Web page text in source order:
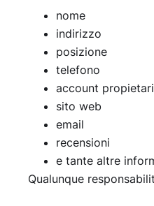
nome
indirizzo
posizione
telefono
account
sito web
email
recensioni
e tante altre
Qualunque